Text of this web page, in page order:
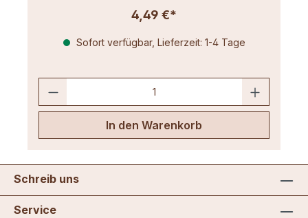
4,49 €*
Sofort verfügbar, Lieferzeit: 1-4 Tage
In den Warenkorb
Schreib uns
Service